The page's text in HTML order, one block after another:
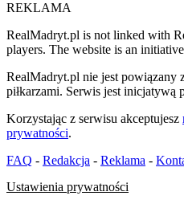
REKLAMA
RealMadryt.pl is not linked with
players. The website is an
RealMadryt.pl nie jest powiązany
piłkarzami. Serwis jest inicjatywą
Korzystając z serwisu akceptujesz
prywatności.
FAQ - Redakcja - Reklama -
Ustawienia prywatności